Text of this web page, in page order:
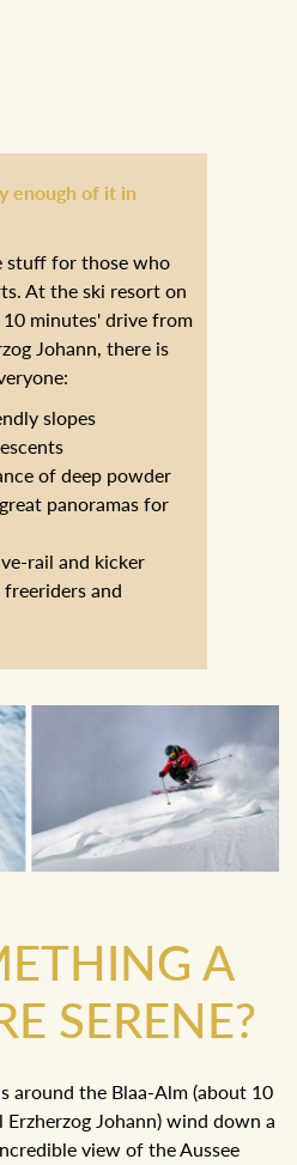
enough of it in
stuff for those who
At the ski resort on
minutes' drive from
Johann, there is
slopes
of deep powder
panoramas for
rail and kicker
and
A
SERENE?
around the Blaa-Alm (about 10
Johann) wind down a
view of the Aussee